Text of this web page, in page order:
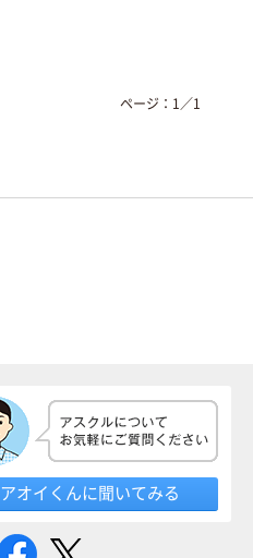
ページ： 1 ／1
アオイくんに聞いてみる